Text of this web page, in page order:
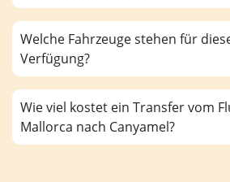
Welche Fahrzeuge stehen für
Verfügung?
Wie viel kostet ein Transfer vom
Mallorca nach Canyamel?